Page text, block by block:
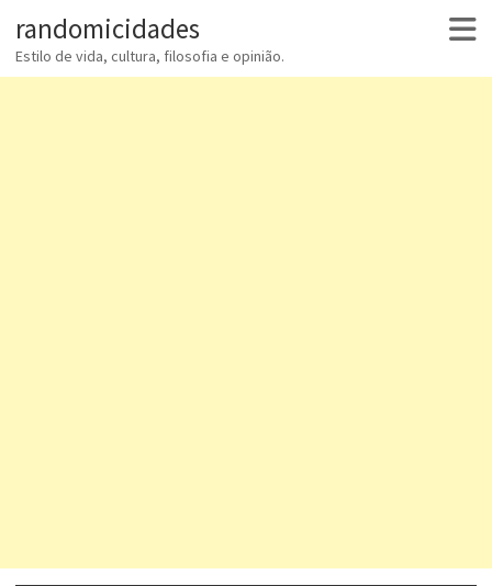
randomicidades
Estilo de vida, cultura, filosofia e opinião.